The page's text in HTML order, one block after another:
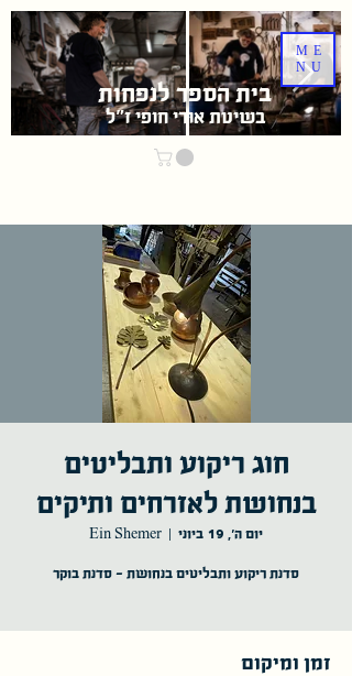
בית הספר לנפחות
בשיטת אוּרִי חופי ז"ל
ME
NU
חוג ריקוע ותבליטים
בנחושת לאזרחים ותיקים
יום ה׳, 19 ביוני Ein Shemer
זמן ומיקום